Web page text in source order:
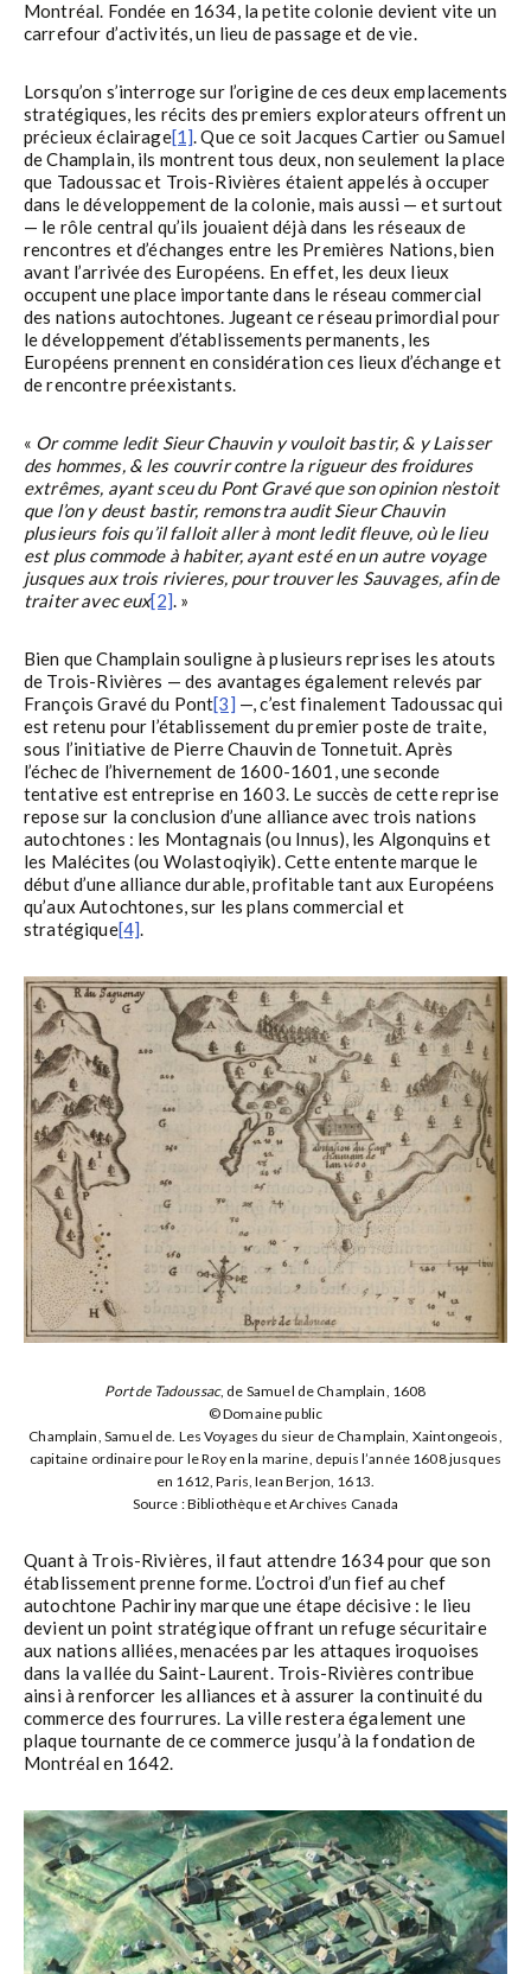
Montréal. Fondée en 1634, la petite colonie devient vite un
carrefour d’activités, un lieu de passage et de vie.
Lorsqu’on s’interroge sur l’origine de ces deux emplacements
stratégiques, les récits des premiers explorateurs offrent un
précieux éclairage[1]. Que ce soit Jacques Cartier ou Samuel
de Champlain, ils montrent tous deux, non seulement la place
que Tadoussac et Trois-Rivières étaient appelés à occuper
dans le développement de la colonie, mais aussi — et surtout
— le rôle central qu’ils jouaient déjà dans les réseaux de
rencontres et d’échanges entre les Premières Nations, bien
avant l’arrivée des Européens. En effet, les deux lieux
occupent une place importante dans le réseau commercial
des nations autochtones. Jugeant ce réseau primordial pour
le développement d’établissements permanents, les
Européens prennent en considération ces lieux d’échange et
de rencontre préexistants.
« Or comme ledit Sieur Chauvin y vouloit bastir, & y Laisser
des hommes, & les couvrir contre la rigueur des froidures
extrêmes, ayant sceu du Pont Gravé que son opinion n’estoit
que l’on y deust bastir, remonstra audit Sieur Chauvin
plusieurs fois qu’il falloit aller à mont ledit fleuve, où le lieu
est plus commode à habiter, ayant esté en un autre voyage
jusques aux trois rivieres, pour trouver les Sauvages, afin de
traiter avec eux[2]. »
Bien que Champlain souligne à plusieurs reprises les atouts
de Trois-Rivières — des avantages également relevés par
François Gravé du Pont[3] —, c’est finalement Tadoussac qui
est retenu pour l’établissement du premier poste de traite,
sous l’initiative de Pierre Chauvin de Tonnetuit. Après
l’échec de l’hivernement de 1600-1601, une seconde
tentative est entreprise en 1603. Le succès de cette reprise
repose sur la conclusion d’une alliance avec trois nations
autochtones : les Montagnais (ou Innus), les Algonquins et
les Malécites (ou Wolastoqiyik). Cette entente marque le
début d’une alliance durable, profitable tant aux Européens
qu’aux Autochtones, sur les plans commercial et
stratégique[4].
Port de Tadoussac, de Samuel de Champlain, 1608
© Domaine public
Champlain, Samuel de. Les Voyages du sieur de Champlain, Xaintongeois,
capitaine ordinaire pour le Roy en la marine, depuis l’année 1608 jusques
en 1612, Paris, Iean Berjon, 1613.
Source : Bibliothèque et Archives Canada
Quant à Trois-Rivières, il faut attendre 1634 pour que son
établissement prenne forme. L’octroi d’un fief au chef
autochtone Pachiriny marque une étape décisive : le lieu
devient un point stratégique offrant un refuge sécuritaire
aux nations alliées, menacées par les attaques iroquoises
dans la vallée du Saint-Laurent. Trois-Rivières contribue
ainsi à renforcer les alliances et à assurer la continuité du
commerce des fourrures. La ville restera également une
plaque tournante de ce commerce jusqu’à la fondation de
Montréal en 1642.